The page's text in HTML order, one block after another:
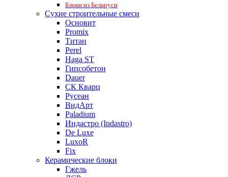
Блоки из Беларуси
Сухие строительные смеси
Основит
Promix
Титан
Perel
Haga ST
Гипсобетон
Dauer
СК Кварц
Русеан
ВидАрт
Paladium
Индастро (Indastro)
De Luxe
LuxoR
Fix
Керамические блоки
Гжель